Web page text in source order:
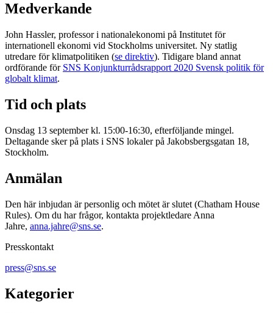
Medverkande
John Hassler, professor i nationalekonomi på Institutet för
internationell ekonomi vid Stockholms universitet. Ny statlig
utredare för klimatpolitiken (se direktiv). Tidigare bland annat
ordförande för SNS Konjunkturrådsrapport 2020 Svensk politik för
globalt klimat.
Tid och plats
Onsdag 13 september kl. 15:00-16:30, efterföljande mingel.
Deltagande sker på plats i SNS lokaler på Jakobsbergsgatan 18,
Stockholm.
Anmälan
Den här inbjudan är personlig och mötet är slutet (Chatham House
Rules). Om du har frågor, kontakta projektledare Anna
Jahre, anna.jahre@sns.se.
Presskontakt
press@sns.se
Kategorier